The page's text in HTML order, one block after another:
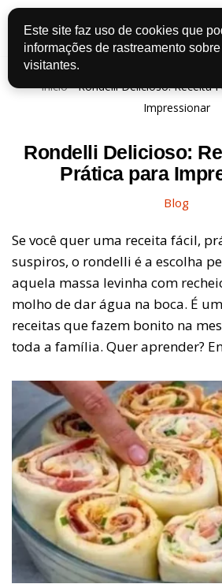
Pular
para
o
Início-Rondelli Delicioso: Receita
Impressionar
Rondelli Delicioso:
Prática para
Blog
Se você quer uma receita fácil,
suspiros, o rondelli é a escolha
aquela massa levinha com
molho de dar água na boca. É
receitas que fazem bonito na
toda a família. Quer aprender?
Este site faz uso de cookies que
informações de rastreamento
visitantes.